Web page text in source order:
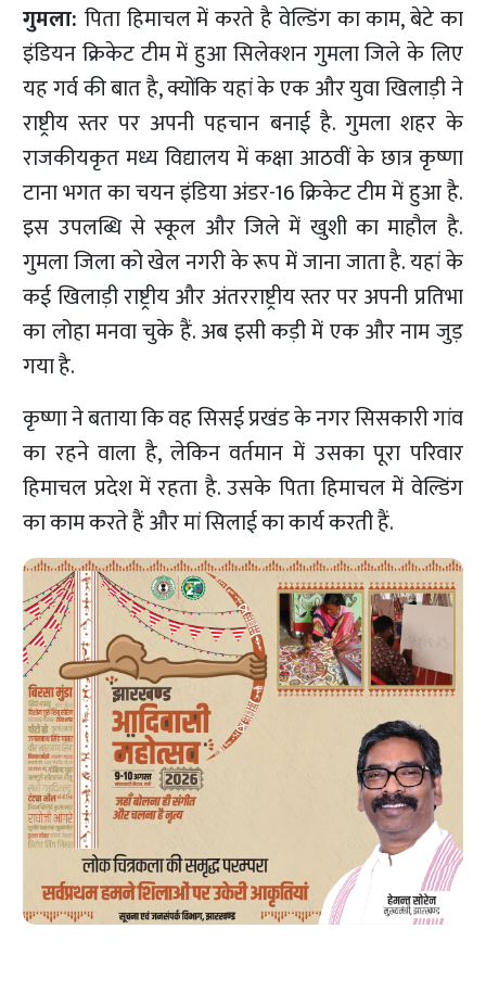
गुमला: पिता हिमाचल में करते है वेल्डिंग का काम, बेटे का
इंडियन क्रिकेट टीम में हुआ सिलेक्शन गुमला जिले के लिए
यह गर्व की बात है, क्योंकि यहां के एक और युवा खिलाड़ी ने
राष्ट्रीय स्तर पर अपनी पहचान बनाई है. गुमला शहर के
राजकीयकृत मध्य विद्यालय में कक्षा आठवीं के छात्र कृष्णा
टाना भगत का चयन इंडिया अंडर-16 क्रिकेट टीम में हुआ है.
इस उपलब्धि से स्कूल और जिले में खुशी का माहौल है.
गुमला जिला को खेल नगरी के रूप में जाना जाता है. यहां के
कई खिलाड़ी राष्ट्रीय और अंतरराष्ट्रीय स्तर पर अपनी प्रतिभा
का लोहा मनवा चुके हैं. अब इसी कड़ी में एक और नाम जुड़
गया है.
कृष्णा ने बताया कि वह सिसई प्रखंड के नगर सिसकारी गांव
का रहने वाला है, लेकिन वर्तमान में उसका पूरा परिवार
हिमाचल प्रदेश में रहता है. उसके पिता हिमाचल में वेल्डिंग
का काम करते हैं और मां सिलाई का कार्य करती हैं.